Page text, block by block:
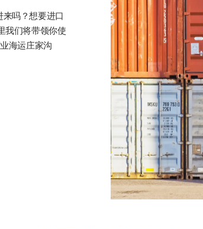
吗？想要进口
我们将带领你使
海运庄家沟